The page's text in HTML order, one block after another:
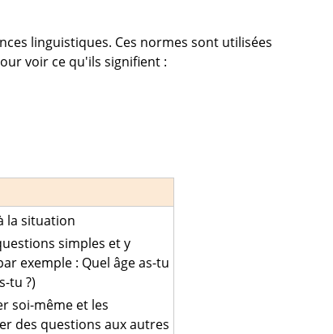
linguistiques. Ces normes sont utilisées
voir ce qu'ils signifient :
la situation
simples et y
exemple : Quel âge as-tu
tu ?)
soi-même et les
des questions aux autres